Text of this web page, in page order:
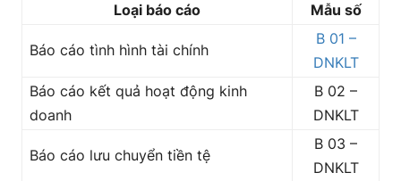
Loại báo cáo Mẫu số
Báo cáo tình hình tài chính
B 01 –
DNKLT
Báo cáo kết quả hoạt động kinh
doanh
B 02 –
DNKLT
Báo cáo lưu chuyển tiền tệ
B 03 –
DNKLT